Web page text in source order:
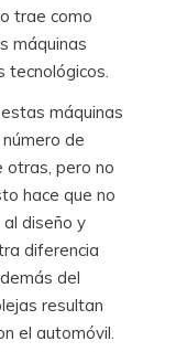
trae como
máquinas
tecnológicos.
máquinas
de
otras, pero no
hace que no
diseño y
diferencia
del
resultan
el automóvil.